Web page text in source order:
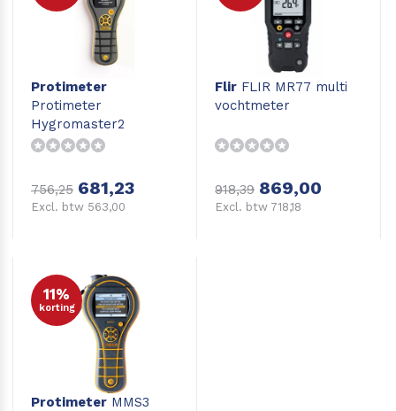
Protimeter
Protimeter
Hygromaster2
756,25 681,23
Excl. btw 563,00
Flir FLIR MR77 multi
vochtmeter
918,39 869,00
Excl. btw 718,18
11%
korting
Protimeter MMS3